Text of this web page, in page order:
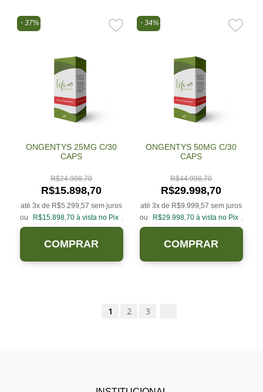
37%
ONGENTYS 25MG C/30
CAPS
R$24.998,70
R$15.898,70
até 3x de R$5.299,57 sem juros
ou
R$15.898,70à vista no Pix .
COMPRAR
34%
ONGENTYS 50MG C/30
CAPS
R$44.998,70
R$29.998,70
até 3x de R$9.999,57 sem juros
ou
R$29.998,70à vista no Pix .
COMPRAR
1 2 3